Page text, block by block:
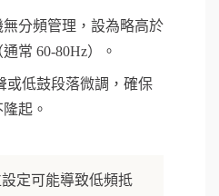
無分頻管理，設為略高於
常 60-80Hz）。
或低鼓段落微調，確保
起。
定可能導致低頻抵